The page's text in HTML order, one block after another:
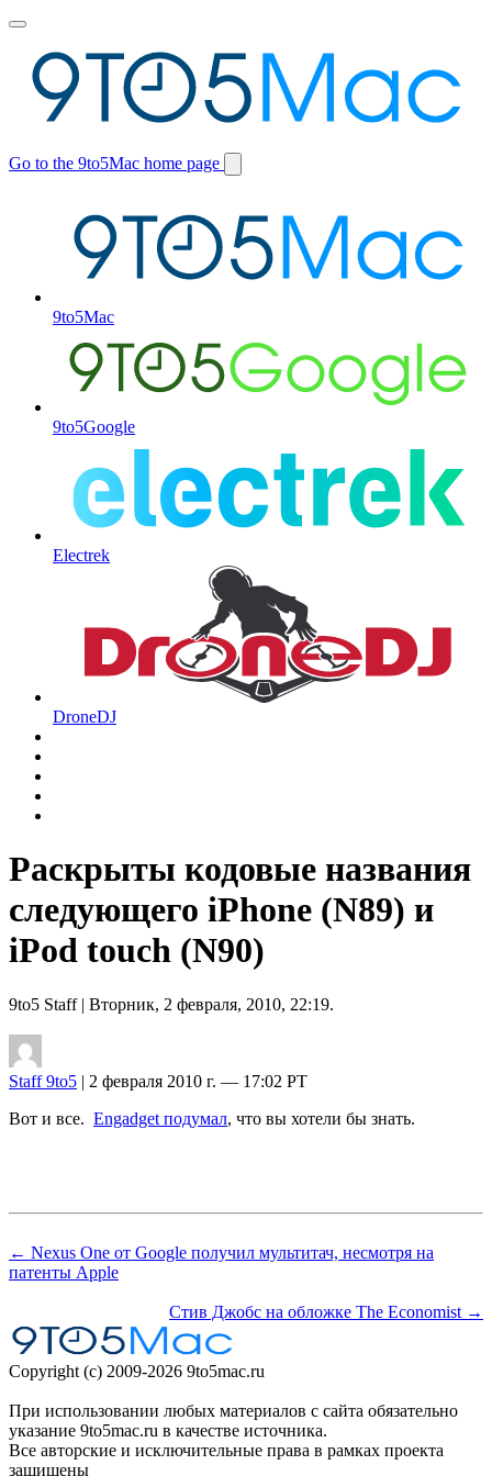
Toggle
menu
Go to the 9to5Mac home page
Switch
9to5Mac
9to5Google
Electrek
DroneDJ
Раскрыты кодовые названия
следующего iPhone (N89) и
iPod touch (N90)
9to5 Staff| Вторник, 2 февраля, 2010, 22:19.
Staff 9to5 | 2 февраля 2010 г. — 17:02 PT
Вот и все. Engadget подумал, что вы хотели бы знать.
← Nexus One от Google получил мультитач, несмотря на
патенты Apple
Стив Джобс на обложке The Economist →
Copyright (c) 2009-2026 9to5mac.ru
При использовании любых материалов с сайта обязательно
указание 9to5mac.ru в качестве источника.
Все авторские и исключительные права в рамках проекта
защищены